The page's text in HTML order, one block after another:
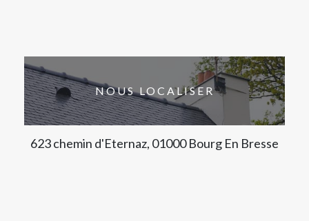
NOUS LOCALISER
623 chemin d'Eternaz, 01000 Bourg En Bresse